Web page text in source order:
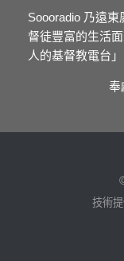
Soooradio 乃遠
督徒豐富的生活
人的基督教電台」
奉
技術